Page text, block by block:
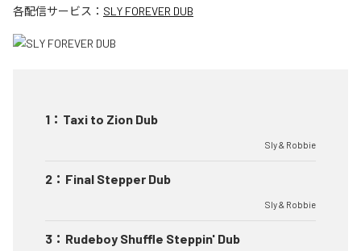
各配信サービス： SLY FOREVER DUB
1 ： Taxi to Zion Dub
Sly & Robbie
2 ： Final Stepper Dub
Sly & Robbie
3 ： Rudeboy Shuffle Steppin' Dub